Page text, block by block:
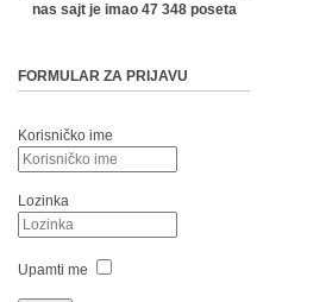
nas sajt je imao 47 348 poseta
FORMULAR ZA PRIJAVU
Korisničko ime
Lozinka
Upamti me